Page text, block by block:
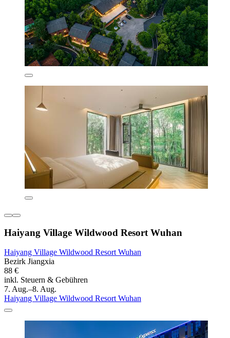
Haiyang Village Wildwood Resort Wuhan
Haiyang Village Wildwood Resort Wuhan
Bezirk Jiangxia
88 €
inkl. Steuern & Gebühren
7. Aug.–8. Aug.
Haiyang Village Wildwood Resort Wuhan